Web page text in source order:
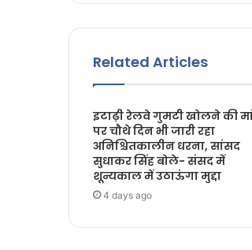
Related Articles
इटाढ़ी रेलवे गुमटी खोलने की
पर चौथे दिन भी जारी रहा
अनिश्चितकालीन धरना, सांसद
सुधाकर सिंह बोले- संसद में
शून्यकाल में उठाऊंगा मुद्दा
4 days ago